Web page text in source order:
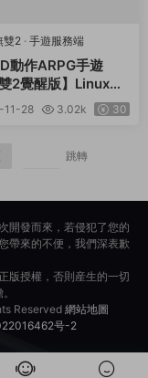
雙2 · 手遊服務端
動作ARPG手遊
雙2覺醒版】Linux手
+本地注冊+本地熱
+GM後台+CDK授
11-28 3.02k 30
跳轉
開發而來，若侵犯了您的
帶來的不便，我們深表歉
版授權，否則産生的一切
Reserved 網站地圖
号-2